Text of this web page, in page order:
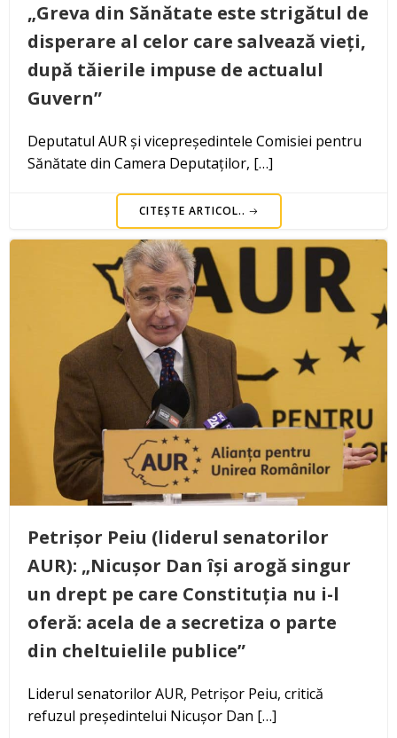
„Greva din Sănătate este strigătul de
disperare al celor care salvează vieți,
după tăierile impuse de actualul
Guvern”
Deputatul AUR și vicepreședintele Comisiei pentru
Sănătate din Camera Deputaților, […]
CITEȘTE ARTICOL..
Petrișor Peiu (liderul senatorilor
AUR): „Nicușor Dan își arogă singur
un drept pe care Constituția nu i-l
oferă: acela de a secretiza o parte
din cheltuielile publice”
Liderul senatorilor AUR, Petrișor Peiu, critică
refuzul președintelui Nicușor Dan […]